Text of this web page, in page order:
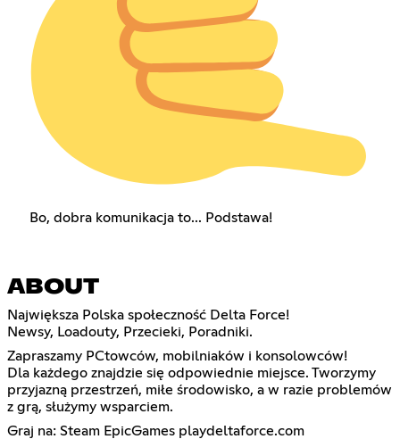
Bo, dobra komunikacja to... Podstawa!
ABOUT
Największa Polska społeczność Delta Force!
Newsy, Loadouty, Przecieki, Poradniki.
Zapraszamy PCtowców, mobilniaków i konsolowców!
Dla każdego znajdzie się odpowiednie miejsce. Tworzymy
przyjazną przestrzeń, miłe środowisko, a w razie problemów
z grą, służymy wsparciem.
Graj na: Steam EpicGames playdeltaforce.com